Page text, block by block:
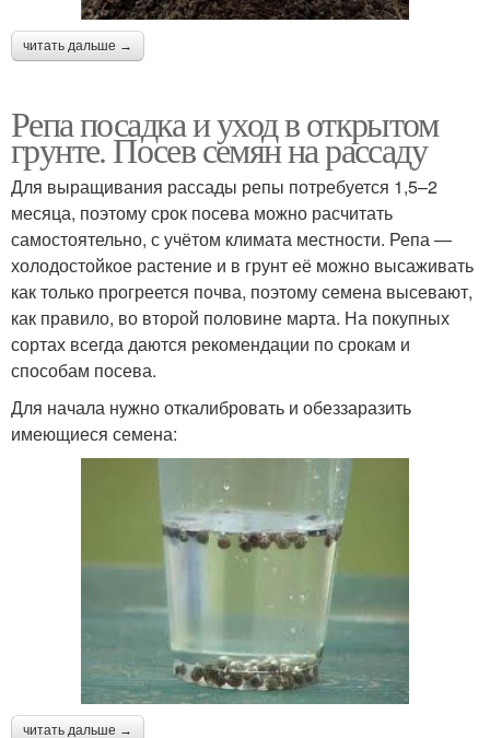
читать дальше →
Репа посадка и уход в открытом
грунте. Посев семян на рассаду
Для выращивания рассады репы потребуется 1,5–2
месяца, поэтому срок посева можно расчитать
самостоятельно, с учётом климата местности. Репа —
холодостойкое растение и в грунт её можно высаживать
как только прогреется почва, поэтому семена высевают,
как правило, во второй половине марта. На покупных
сортах всегда даются рекомендации по срокам и
способам посева.
Для начала нужно откалибровать и обеззаразить
имеющиеся семена:
читать дальше →